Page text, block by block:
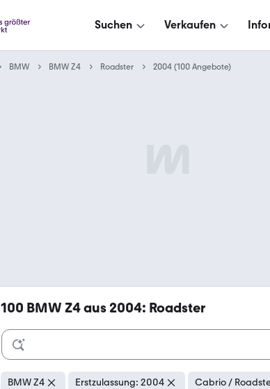
Suchen Verkaufen
BMW BMW Z4 Roadster 2004 (100 Angebote)
100 BMW Z4 aus 2004: Roadster
BMW Z4 Erstzulassung: 2004 Cabrio /